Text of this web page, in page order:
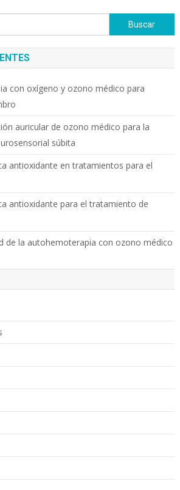
Buscar:
con oxígeno y ozono médico para
auricular de ozono médico para la
súbita
antioxidante en tratamientos para el
antioxidante para el tratamiento de
de la autohemoterapia con ozono médico